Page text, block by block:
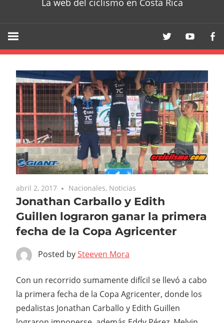
La web del ciclismo en Costa Rica
abril 2, 2017 Nacionales, Noticias
Jonathan Carballo y Edith
Guillen lograron ganar la primera
fecha de la Copa Agricenter
Posted bySteeven Mora
Con un recorrido sumamente difícil se llevó a cabo
la primera fecha de la Copa Agricenter, donde los
pedalistas Jonathan Carballo y Edith Guillen